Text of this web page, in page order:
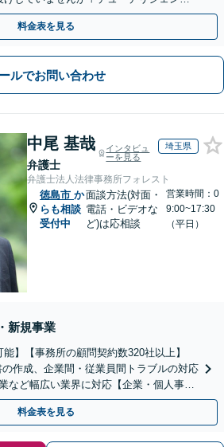
ください【初回無料】
料金表を見る
ルでお問い合わせ
中尾 基哉
弁護士
インタビュ
ーを見る
埼玉県
弁護士法人法律事務所フォレスト
徳島市 か
らも相談
受付中
面談方法(対面・
電話・ビデオな
ど)は応相談
営業時間：0
9:00~17:30
（平日）
新規事業
能】【事務所の顧問契約数320社以上】
の作成、企業間・従業員間トラブルの対応
など幅広い業界に対応【企業・個人事業
料金表を見る